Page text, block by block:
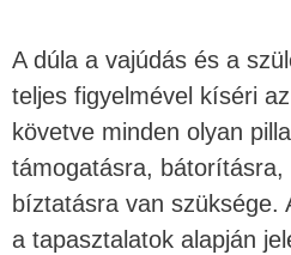
A dúla a vajúdás és a
teljes figyelmével kíséri
követve minden olyan
támogatásra, bátorításra,
bíztatásra van szüksége.
a tapasztalatok alapján